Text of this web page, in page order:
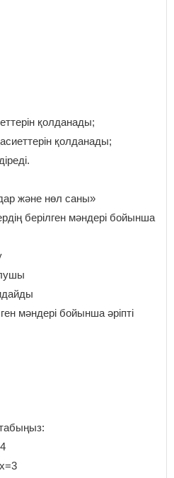
қолданады;
қолданады;
және нөл саны»
берілген мәндері бойынша
мәндері бойынша әріпті